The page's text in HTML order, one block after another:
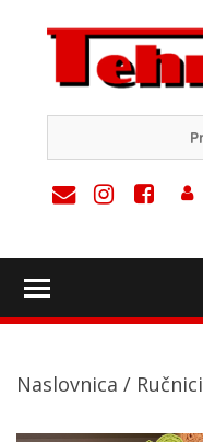
content
Naslovnica / Ručnici